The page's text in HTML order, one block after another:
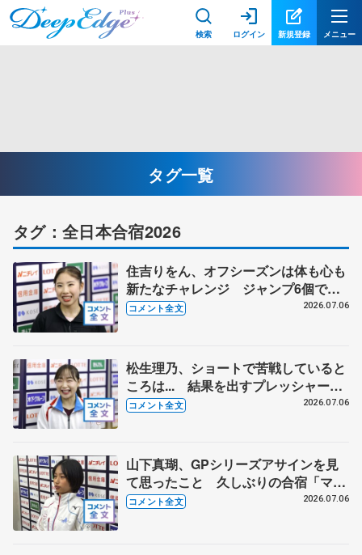
検索 ログイン 新規登録 メニュー
タグ一覧
タグ：全日本合宿2026
住吉りをん、オフシーズンは体も心も
新たなチャレンジ ジャンプ6個で充
実したプログラムに 【全日本シニア
コメント全文 2026.07.06
松生理乃、ショートで苦戦していると
ころは... 結果を出すプレッシャーと
出場できるうれしさと 【全日本シニ
コメント全文 2026.07.06
山下真瑚、GPシリーズアサインを見
て思ったこと 久しぶりの合宿「マコ
にしかできないことを」 【全日本シ
コメント全文 2026.07.06